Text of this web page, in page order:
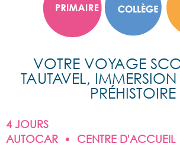
VOTRE VOYAGE
TAUTAVEL,
PRÉHISTOIRE
4 JOURS
AUTOCAR
CENTRE D'ACCUEIL